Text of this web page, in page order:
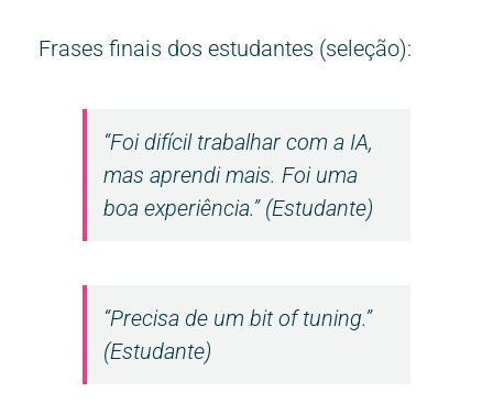
Frases finais dos estudantes (seleção):
“Foi difícil trabalhar com a IA,
mas aprendi mais. Foi uma
boa experiência.” (Estudante)
“Precisa de um bit of tuning.”
(Estudante)